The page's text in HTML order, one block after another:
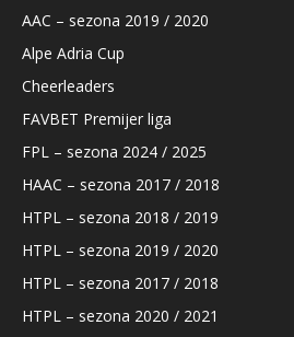
AAC – sezona 2019 / 2020
Alpe Adria Cup
Cheerleaders
FAVBET Premijer liga
FPL – sezona 2024 / 2025
HAAC – sezona 2017 / 2018
HTPL – sezona 2018 / 2019
HTPL – sezona 2019 / 2020
HTPL – sezona 2017 / 2018
HTPL – sezona 2020 / 2021